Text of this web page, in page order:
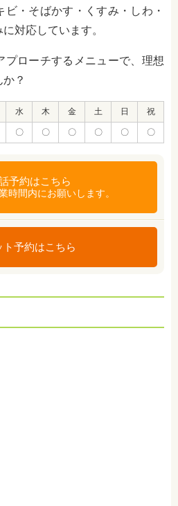
・そばかす・くすみ・しわ・
対応しています。
プローチするメニューで、理想
？
水 木 金 土 日 祝
〇 〇 〇 〇 〇 〇
予約はこちら
時間内にお願いします。
ト予約はこちら